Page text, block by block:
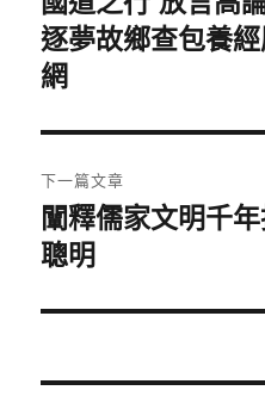
導
覽
一
篇
章:
逐夢故鄉查包養
網
下一篇文章
下
一
文
闡釋儒家文明千
聰明